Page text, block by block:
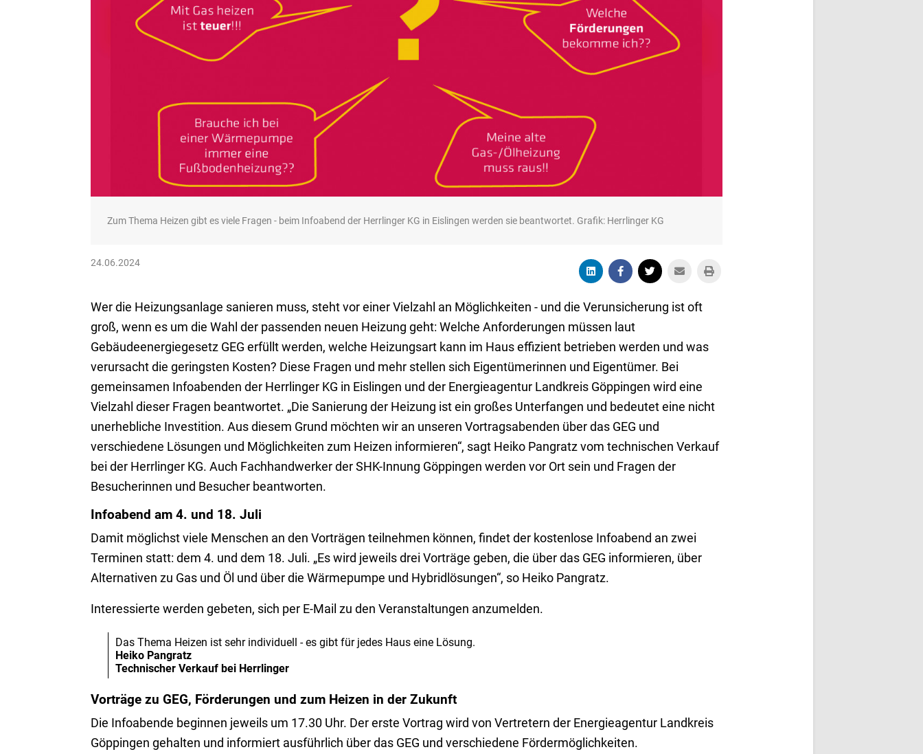
Zum Thema Heizen gibt es viele Fragen - beim Infoabend der Herrlinger KG in Eislingen werden sie beantwortet. Grafik: Herrlinger KG
24.06.2024
Wer die Heizungsanlage sanieren muss, steht vor einer Vielzahl an Möglichkeiten - und die Verunsicherung ist oft
groß, wenn es um die Wahl der passenden neuen Heizung geht: Welche Anforderungen müssen laut
Gebäudeenergiegesetz GEG erfüllt werden, welche Heizungsart kann im Haus effizient betrieben werden und was
verursacht die geringsten Kosten? Diese Fragen und mehr stellen sich Eigentümerinnen und Eigentümer. Bei
gemeinsamen Infoabenden der Herrlinger KG in Eislingen und der Energieagentur Landkreis Göppingen wird eine
Vielzahl dieser Fragen beantwortet. „Die Sanierung der Heizung ist ein großes Unterfangen und bedeutet eine nicht
unerhebliche Investition. Aus diesem Grund möchten wir an unseren Vortragsabenden über das GEG und
verschiedene Lösungen und Möglichkeiten zum Heizen informieren“, sagt Heiko Pangratz vom technischen Verkauf
bei der Herrlinger KG. Auch Fachhandwerker der SHK-Innung Göppingen werden vor Ort sein und Fragen der
Besucherinnen und Besucher beantworten.
Infoabend am 4. und 18. Juli
Damit möglichst viele Menschen an den Vorträgen teilnehmen können, findet der kostenlose Infoabend an zwei
Terminen statt: dem 4. und dem 18. Juli. „Es wird jeweils drei Vorträge geben, die über das GEG informieren, über
Alternativen zu Gas und Öl und über die Wärmepumpe und Hybridlösungen“, so Heiko Pangratz.
Interessierte werden gebeten, sich per E-Mail zu den Veranstaltungen anzumelden.
Das Thema Heizen ist sehr individuell - es gibt für jedes Haus eine Lösung.
Heiko Pangratz
Technischer Verkauf bei Herrlinger
Vorträge zu GEG, Förderungen und zum Heizen in der Zukunft
Die Infoabende beginnen jeweils um 17.30 Uhr. Der erste Vortrag wird von Vertretern der Energieagentur Landkreis
Göppingen gehalten und informiert ausführlich über das GEG und verschiedene Fördermöglichkeiten.